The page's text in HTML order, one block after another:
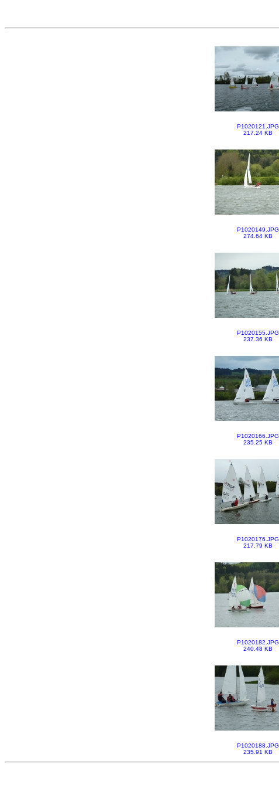
P1020121.JPG
217.24 KB
P1020149.JPG
274.64 KB
P1020155.JPG
237.36 KB
P1020166.JPG
235.25 KB
P1020176.JPG
217.79 KB
P1020182.JPG
240.48 KB
P1020188.JPG
235.91 KB